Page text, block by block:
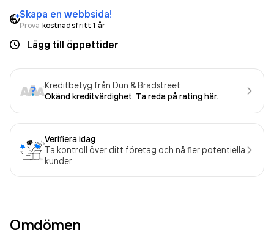
Skapa en webbsida!
Prova kostnadsfritt 1 år
Lägg till öppettider
Kreditbetyg från Dun & Bradstreet
Okänd kreditvärdighet. Ta reda på rating här.
Verifiera idag
Ta kontroll över ditt företag och nå fler potentiella
kunder
Omdömen